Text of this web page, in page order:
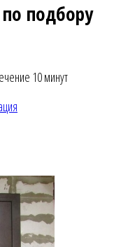
подбору
10 минут